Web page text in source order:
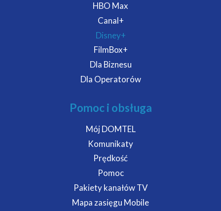
HBO Max
Canal+
Disney+
FilmBox+
Dla Biznesu
Dla Operatorów
Pomoc i obsługa
Mój DOMTEL
Komunikaty
Prędkość
Pomoc
Pakiety kanałów TV
Mapa zasięgu Mobile